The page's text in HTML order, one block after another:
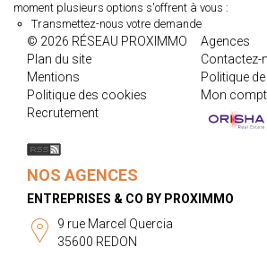
moment plusieurs options s'offrent à vous :
Transmettez-nous votre demande
© 2026 RÉSEAU PROXIMMO
Agences
Plan du site
Contactez-
Mentions
Politique
Politique des cookies
Mon
Recrutement
NOS AGENCES
ENTREPRISES & CO BY PROXIMMO
9 rue Marcel Quercia
35600 REDON